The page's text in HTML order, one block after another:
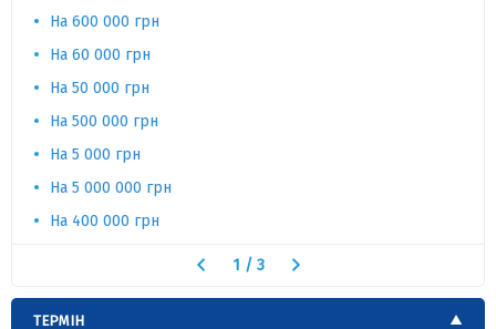
На 600 000 грн
На 60 000 грн
На 50 000 грн
На 500 000 грн
На 5 000 грн
На 5 000 000 грн
На 400 000 грн
1 / 3
ТЕРМІН